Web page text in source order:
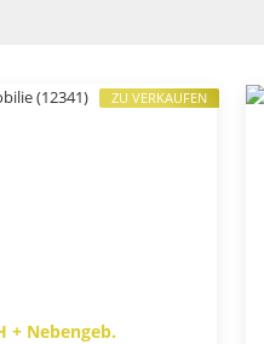
+ Nebengeb.
ZU VERKAUFEN